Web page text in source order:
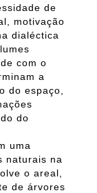
de
motivação
dialéctica
com o
a
do espaço,
do
uma
naturais na
o areal,
de árvores